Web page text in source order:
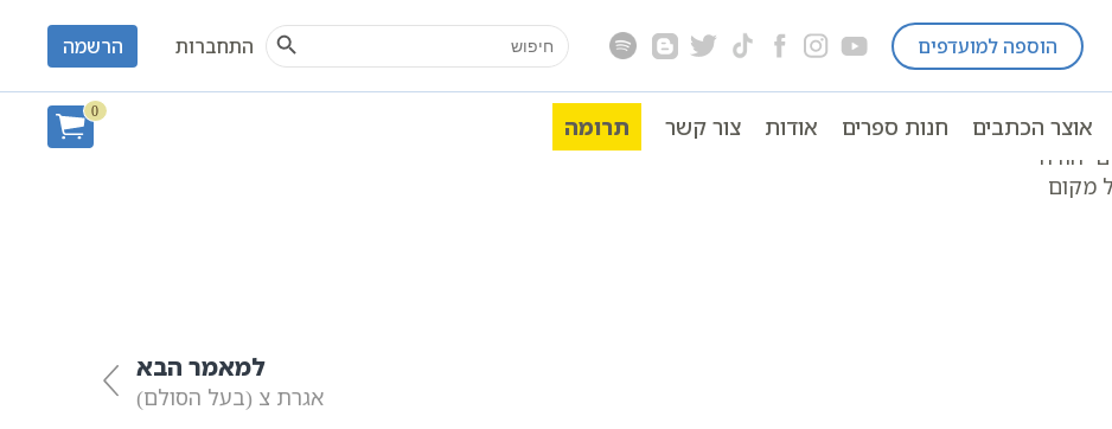
הוספה למועדפים Search
for:
Search Button
התחברות הרשמה
אוצר הכתבים חנות ספרים אודות צור קשר תרומה
0
ברכות שישה סדרי משנה | אוצר הכתבים סדר זרעים מסכת ברכות
יהודה
מקום
למאמר הבא
אגרת צ (בעל הסולם)